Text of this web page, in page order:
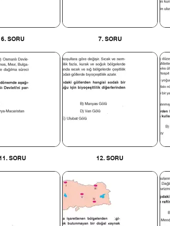
6. SORU 7. SORU
SORU 12. SORU